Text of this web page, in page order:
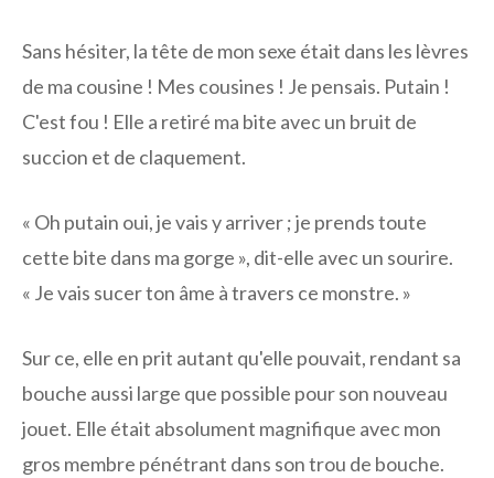
Sans hésiter, la tête de mon sexe était dans les lèvres
de ma cousine ! Mes cousines ! Je pensais. Putain !
C'est fou ! Elle a retiré ma bite avec un bruit de
succion et de claquement.
« Oh putain oui, je vais y arriver ; je prends toute
cette bite dans ma gorge », dit-elle avec un sourire.
« Je vais sucer ton âme à travers ce monstre. »
Sur ce, elle en prit autant qu'elle pouvait, rendant sa
bouche aussi large que possible pour son nouveau
jouet. Elle était absolument magnifique avec mon
gros membre pénétrant dans son trou de bouche.